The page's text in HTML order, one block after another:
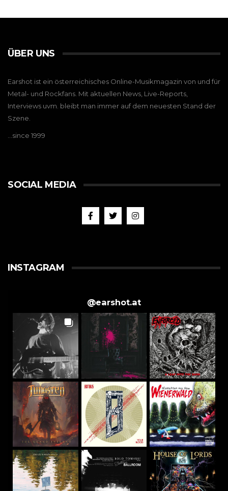
ÜBER UNS
Earshot ist ein österreichisches Online-Musikmagazin von und für
Metal- und Rockfans. Mit aktuellen News, Live-Reports,
Interviews uvm. bleibt man immer auf dem neuesten Stand der
Szene.
…since 1999
SOCIAL MEDIA
INSTAGRAM
@earshot.at